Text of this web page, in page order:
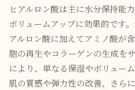
ヒアルロン酸は主に水分保持能
ボリュームアップに効果的です
アルロン酸に加えてアミノ酸が
胞の再生やコラーゲンの生成を
により、単なる保湿やボリュー
肌の質感や弾力性の改善、さら